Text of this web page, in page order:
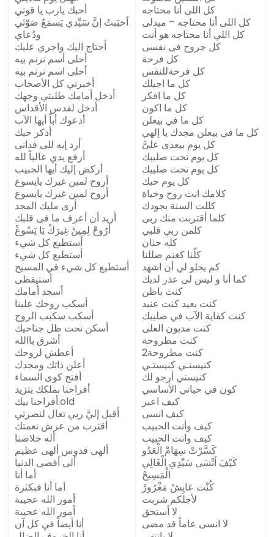
أحبك يارب يا قوتي
أحبَبتُ إنَّ سَيِّدي يَسمَعُ صَوْتَي
ودُعاي
أحتاج اليك واجري عليك
أحلى أسم نرنم بيه
أحلى اسم نرنم بيه
أخبرني كل الأصحاب
أدخل أمامك طلبتي وجهك
أدخل لقدس الأقداس
أدعوك أباً أيها الآب
أذكر حبك
أرفع يدي عالياً لله
أركض إليك أيها الحبيب
أروح لمين غيرك يايسوع
أروح لمين غيرك يايسوع
أرى مليك المجد
أريد أن أعرف ما فى قلبك
أرُوحْ لِمِينْ غِيرَكْ يَا يَسُوعْ
أستطيع كل شيء في المسيح
أستيقظى
أسجد أمامك
أسكب روحك علينا
أسكب سكيب الروح
أسكن تحت ظل جناحيك
أشرق ياالله
أعطش لروحك
أعلن ذاتك ومجدك
أفتح كوى السماء
أفراحنا بملكك بتزيد
أفراحنا بيك.old
أقبل إليَّ ربي تعال لنصرتي
أقترب من عرش نعمتك
أله خلاصنا
ألهى قدوس ألهى عظيم
ألى أقصى الدنيا
أما أنا
أما أنا فبكثرة
أمور الله عجيبة
أمور الله عجيبة
أنا أيضاً في كل آن
كل اللى أنا محتاجه
كل اللى أنا محتاجه – ميدلى
كل اللي أنا محتاجه هو أنت
كل جروح فى نفسى
كل فرحة
كل فرحةللنفس
كل ما اجيلك
كل ما افكر
كل ما اكون
كل ما في بيعلن
كل ما في بيعلن مجدك يا إلهي
كل يوم بيعدى علىَّ
كل يوم تحت صليبك
كل يوم تحت صليبك
كل يوم حبك
كلامك انت روح وحياة
كللت السنة بجودك
كلما أقتربت منك ربى
كلمن ربي قلبي
كله حنان
كلّنا كغنم ضللنا
كم يحلو لي أن اشهد
كما أنا و ليس لى عذر لديك
كنت باظن
كنت بعيد كنت عنيد
كنت كفاية الآب في صليبك
كنت مديون العلى
كنت مطروحة
كنت مطروحة2
كنيستـي كنيستـي
كنيستي أرجو لك
كون في حياتي الأساسي
كيف اعبر
كيف انسى
كيف وأنت الحبيب
كيف وانت الحبيب
كَسَّرْتْ سِهَامْ الْعَدُو
كَيْفَ أنْسَى سَيِّدِي الْغَالِي
الْمَسِيحْ
كُنْت عَايِشْ مَغْرُورْ
لأجلكم شربت
لا أستحق
لا انسى عاماً قد مضى